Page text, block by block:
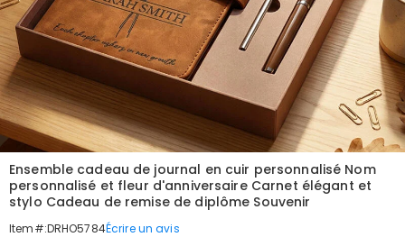
Ensemble cadeau de journal en cuir personnalisé Nom
personnalisé et fleur d'anniversaire Carnet élégant et
stylo Cadeau de remise de diplôme Souvenir
Item#:DRHO5784Écrire un avis